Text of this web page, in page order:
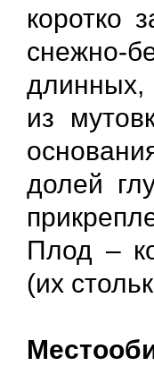
коротко
снежно-
длинных,
из
долей
Плод –
(их